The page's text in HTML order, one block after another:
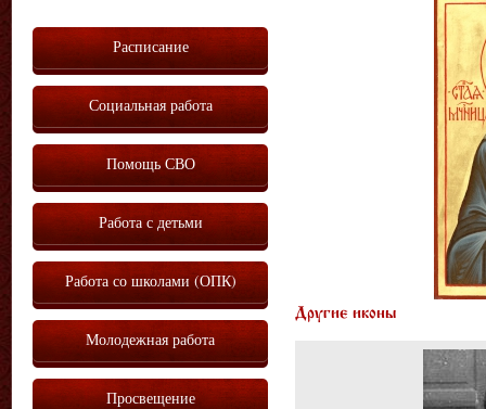
Другие иконы
Расписание
Социальная работа
Помощь СВО
Работа с детьми
Работа со школами (ОПК)
Молодежная работа
Просвещение